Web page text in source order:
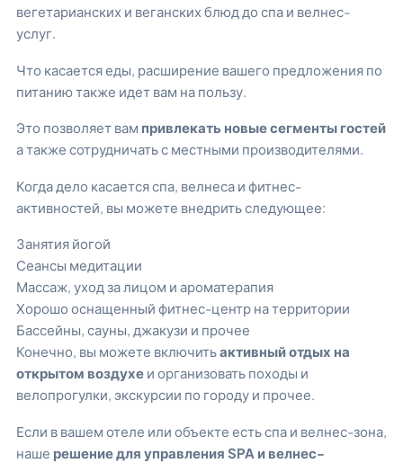
вегетарианских и веганских блюд до спа и велнес-
услуг.
Что касается еды, расширение вашего предложения по
питанию также идет вам на пользу.
Это позволяет вам привлекать новые сегменты гостей
а также сотрудничать с местными производителями.
Когда дело касается спа, велнеса и фитнес-
активностей, вы можете внедрить следующее:
Занятия йогой
Сеансы медитации
Массаж, уход за лицом и ароматерапия
Хорошо оснащенный фитнес-центр на территории
Бассейны, сауны, джакузи и прочее
Конечно, вы можете включитьактивный отдых на
открытом воздухе и организовать походы и
велопрогулки, экскурсии по городу и прочее.
Если в вашем отеле или объекте есть спа и велнес-зона,
наше решение для управления SPA и велнес-